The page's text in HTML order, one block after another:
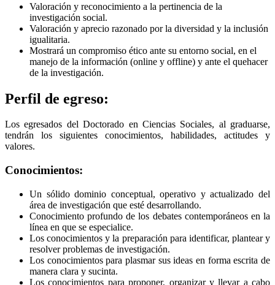
Valoración y reconocimiento a la pertinencia de la
investigación social.
Valoración y aprecio razonado por la diversidad y la inclusión
igualitaria.
Mostrará un compromiso ético ante su entorno social, en el
manejo de la información (online y offline) y ante el quehacer
de la investigación.
Perfil de egreso:
Los egresados del Doctorado en Ciencias Sociales, al graduarse,
tendrán los siguientes conocimientos, habilidades, actitudes y
valores.
Conocimientos:
Un sólido dominio conceptual, operativo y actualizado del
área de investigación que esté desarrollando.
Conocimiento profundo de los debates contemporáneos en la
línea en que se especialice.
Los conocimientos y la preparación para identificar, plantear y
resolver problemas de investigación.
Los conocimientos para plasmar sus ideas en forma escrita de
manera clara y sucinta.
Los conocimientos para proponer, organizar y llevar a cabo